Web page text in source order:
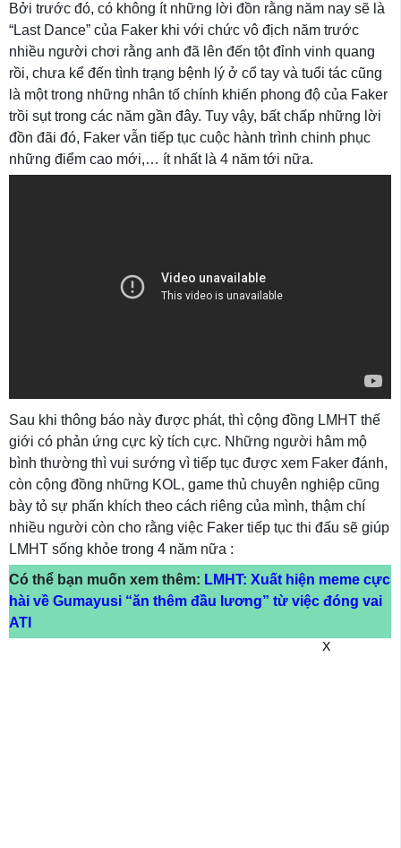
Bởi trước đó, có không ít những lời đồn rằng năm nay sẽ là
“Last Dance” của Faker khi với chức vô địch năm trước
nhiều người chơi rằng anh đã lên đến tột đỉnh vinh quang
rồi, chưa kể đến tình trạng bệnh lý ở cổ tay và tuổi tác cũng
là một trong những nhân tố chính khiến phong độ của Faker
trồi sụt trong các năm gần đây. Tuy vậy, bất chấp những lời
đồn đãi đó, Faker vẫn tiếp tục cuộc hành trình chinh phục
những điểm cao mới,… ít nhất là 4 năm tới nữa.
Sau khi thông báo này được phát, thì cộng đồng LMHT thế
giới có phản ứng cực kỳ tích cực. Những người hâm mộ
bình thường thì vui sướng vì tiếp tục được xem Faker đánh,
còn cộng đồng những KOL, game thủ chuyên nghiệp cũng
bày tỏ sự phấn khích theo cách riêng của mình, thậm chí
nhiều người còn cho rằng việc Faker tiếp tục thi đấu sẽ giúp
LMHT sống khỏe trong 4 năm nữa :
Có thể bạn muốn xem thêm: LMHT: Xuất hiện meme cực
hài về Gumayusi “ăn thêm đầu lương” từ việc đóng vai
ATI
X